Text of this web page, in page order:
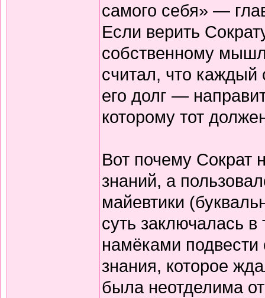
самого себя» —
Если верить
собственному
считал, что
его долг —
которому тот
Вот почему Сократ
знаний, а
майевтики
суть заключалась
намёками подвести
знания, которое
была неотделима